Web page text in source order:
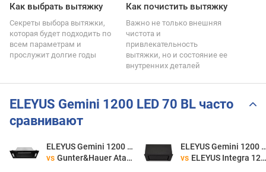
Как выбрать вытяжку
Секреты выбора вытяжки,
которая будет подходить по
всем параметрам и
прослужит долгие годы
Как почистить вытяжку
Важно не только внешняя
чистота и
привлекательность
вытяжки, но и состояние ее
внутренних деталей
ELEYUS Gemini 1200 LED 70 BL часто
сравнивают
ELEYUS Gemini 1200 LED 70 BL
vs Gunter&Hauer Atala 1075 GL
ELEYUS Gemini
vs ELEYUS Integra 1200 LED 52 BL